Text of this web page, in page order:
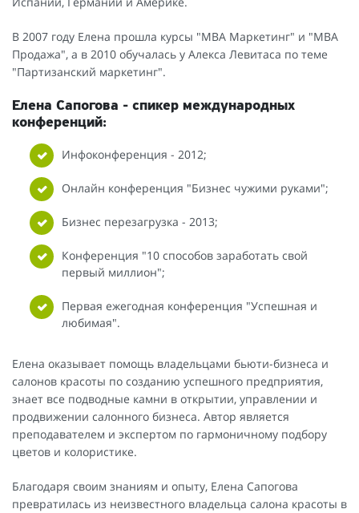
В 2007 году Елена прошла курсы "МВА Маркетинг" и "МВА
Продажа", а в 2010 обучалась у Алекса Левитаса по теме
"Партизанский маркетинг".
Елена Сапогова - спикер международных
конференций:
Инфоконференция - 2012;
Онлайн конференция "Бизнес чужими руками";
Бизнес перезагрузка - 2013;
Конференция "10 способов заработать свой
первый миллион";
Первая ежегодная конференция "Успешная и
любимая".
Елена оказывает помощь владельцами бьюти-бизнеса и
салонов красоты по созданию успешного предприятия,
знает все подводные камни в открытии, управлении и
продвижении салонного бизнеса. Автор является
преподавателем и экспертом по гармоничному подбору
цветов и колористике.
Благодаря своим знаниям и опыту, Елена Сапогова
превратилась из неизвестного владельца салона красоты в